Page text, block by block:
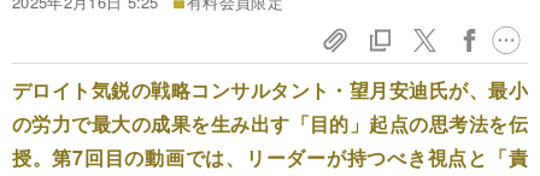
デロイト気鋭の戦略コンサルタント・望月安迪氏が、最小
の労力で最大の成果を生み出す「目的」起点の思考法を伝
授。第7回目の動画では、リーダーが持つべき視点と「責